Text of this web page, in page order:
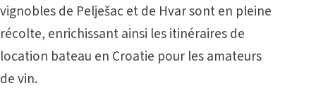
vignobles de Pelješac et de Hvar sont en pleine
récolte, enrichissant ainsi les itinéraires de
location bateau en Croatie pour les amateurs
de vin.